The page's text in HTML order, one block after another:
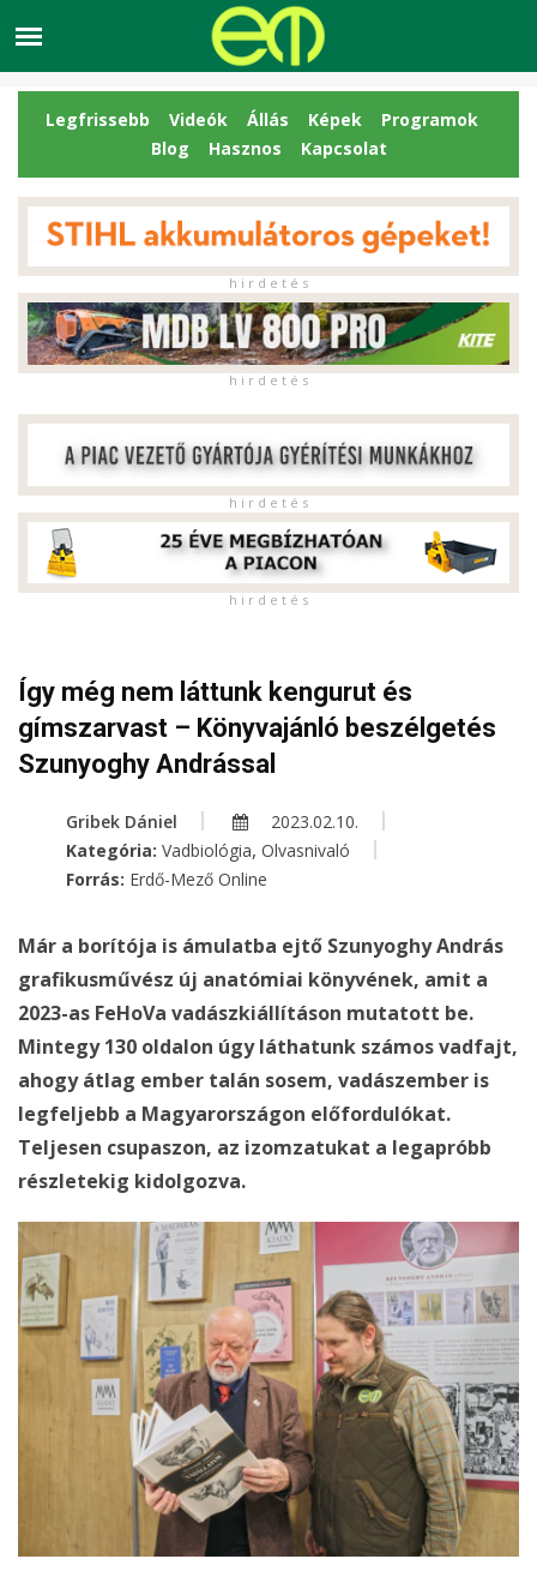
Legfrissebb Videók Állás Képek
Programok
Blog
Hasznos Kapcsolat
h i r d e t é s
h i r d e t é s
h i r d e t é s
h i r d e t é s
Így még nem láttunk kengurut és
gímszarvast – Könyvajánló beszélgetés
Szunyoghy Andrással
Gribek Dániel
2023.02.10.
Kategória: Vadbiológia, Olvasnivaló
Forrás: Erdő-Mező Online
Már a borítója is ámulatba ejtő Szunyoghy András
grafikusművész új anatómiai könyvének, amit a
2023-as FeHoVa vadászkiállításon mutatott be.
Mintegy 130 oldalon úgy láthatunk számos vadfajt,
ahogy átlag ember talán sosem, vadászember is
legfeljebb a Magyarországon előfordulókat.
Teljesen csupaszon, az izomzatukat a legapróbb
részletekig kidolgozva.